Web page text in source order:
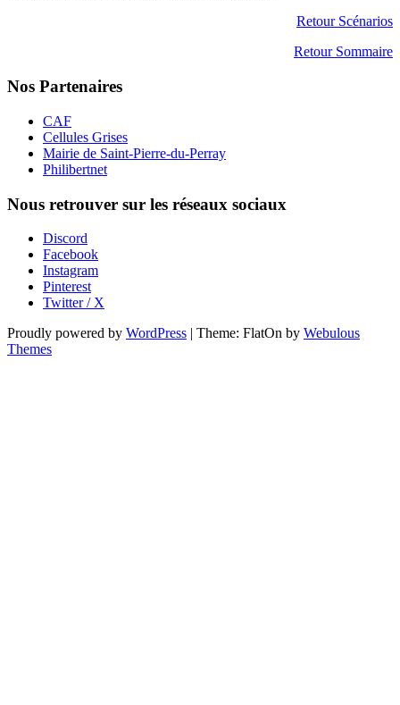
Retour Scénarios
Retour Sommaire
Nos Partenaires
CAF
Cellules Grises
Mairie de Saint-Pierre-du-Perray
Philibertnet
Nous retrouver sur les réseaux sociaux
Discord
Facebook
Instagram
Pinterest
Twitter / X
Proudly powered by WordPress | Theme: FlatOn by Webulous
Themes